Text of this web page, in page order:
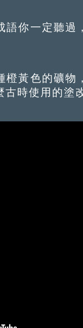
你一定聽過
黃色的礦物
古時使用的塗